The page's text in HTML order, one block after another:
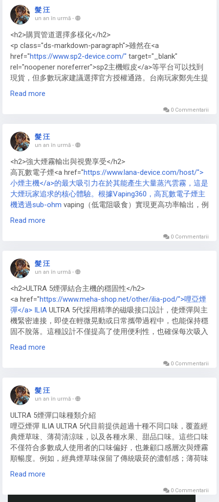
自行拆解，以免影響保固權益。官方網站提供詳細保證條款及
申請流程。
髮 汪
un an în urmă -
<h2>購買管道選擇多樣化</h2>
<p class="ds-markdown-paragraph">雖然在<a
href="https://www.sp2-device.com/" target="_blank"
rel="noopener noreferrer">sp2主機蝦皮</a>等平台可以找到
現貨，但多數玩家建議選擇官方授權通路。台南玩家鄭先生提
醒：「首批貨源較少，選擇官方通路比較有保障。」許多玩家
Read more
0 Commentarii
髮 汪
un an în urmă -
<h2>強大煙霧輸出與視覺享受</h2>
高瓦數電子煙<a href="https://www.lana-device.com/host/">
小煙主機</a>的最大吸引力在於其能產生大量蒸汽雲霧，這是
大煙玩家追求的核心體驗。根據Vaping360，高瓦數電子煙主
機透過sub-ohm vaping（低電阻吸食）實現更高功率輸出，例
如GeekVape Aegis X可達200W，能快速加熱線圈，生成濃密
cloud chasing競賽中展現技巧，創造出令人驚嘆的煙霧造型。
此外，高瓦數電子煙<a href="
device.com/host/">VAPE主機</a>配備大容量霧化器，如
Vaporesso
煙油，進一步提升雲霧密度。對於大煙玩家來說，這種視覺享
受遠超低瓦數小煙電子煙主機，成為社交場合的焦點。2025
年趨勢顯示，高瓦數電子煙主機融入更多空氣流設計，優化雲
霧形成，讓大煙體驗更極致。
Read more
0 Commentarii
髮 汪
un an în urmă -
<h2>ULTRA 5煙彈結合主機的穩固性</h2>
<a href="https://www.meha-shop.net/other/ilia-pod/">哩亞煙
彈</a> ILIA ULTRA 5代採用精準的磁吸接口設計，使煙彈與主
機緊密連接，即使在輕微晃動或日常攜帶過程中，也能保持穩
固不脫落。這種設計不僅提高了使用便利性，也確保每次吸入
時的氣流穩定，提供均勻的煙霧體驗。
https://www.meha-shop.net/other/ilia-
有效避免因連接不緊而造成的晃動或脫落問題，對新手與老手
使用者皆十分友好。
Read more
0 Commentarii
髮 汪
un an în urmă -
ULTRA 5煙彈口味種類介紹
哩亞煙彈 ILIA ULTRA 5代目前提供超過十種不同口味，覆蓋經
典煙草味、薄荷清涼味，以及各種水果、甜品口味。這些口味
不僅符合多數成人使用者的口味偏好，也兼顧口感層次與煙霧
順暢度。例如，經典煙草味保留了傳統吸菸的濃郁感；薄荷味
則帶來清爽體驗；水果口味如芒果、草莓、藍莓等則增添趣味
Read more
0 Commentarii